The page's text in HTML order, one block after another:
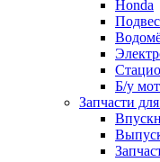
Honda
Б/у
Запчасти